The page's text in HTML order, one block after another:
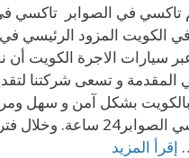
رقم تاكسي في الصوابر تاكسي
الكويت المزود الرئيسي
سيارات الاجرة الكويت أن
المقدمة و تسعى شركتنا
بالكويت بشكل آمن و سهل
جودة عالية تاكسي الصوابر24
إقرأ المزيد